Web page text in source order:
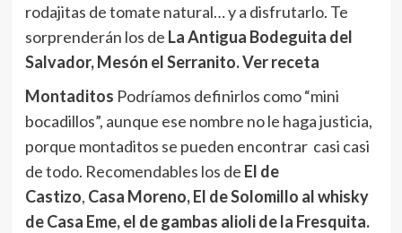
rodajitas de tomate natural… y a disfrutarlo. Te
sorprenderán los de La Antigua Bodeguita del
Salvador, Mesón el Serranito. Ver receta
Montaditos Podríamos definirlos como “mini
bocadillos”, aunque ese nombre no le haga justicia,
porque montaditos se pueden encontrar casi casi
de todo. Recomendables los de El de
Castizo, Casa Moreno, El de Solomillo al whisky
de Casa Eme, el de gambas alioli de la Fresquita.